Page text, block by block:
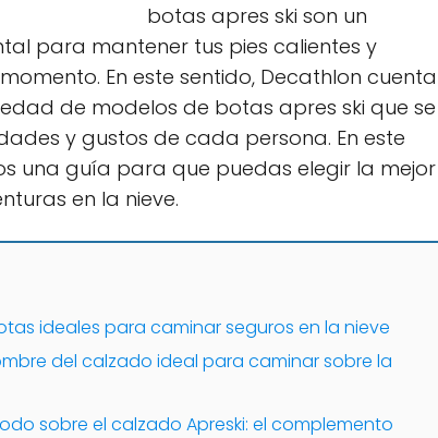
botas apres ski son un
para mantener tus pies calientes y
En este sentido, Decathlon cuenta
de modelos de botas apres ski que se
y gustos de cada persona. En este
una guía para que puedas elegir la mejor
en la nieve.
ideales para caminar seguros en la nieve
del calzado ideal para caminar sobre la
sobre el calzado Apreski: el complemento